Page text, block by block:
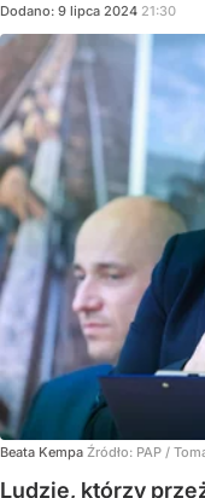
Dodano: 9 lipca 2024 21:30
Beata Kempa Źródło: PAP /
Ludzie, którzy